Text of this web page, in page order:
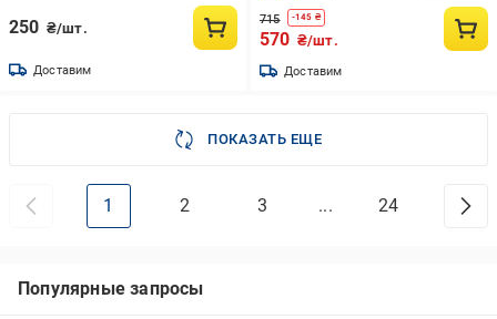
250 ₴/шт.
Доставим
715 -145 ₴
570 ₴/шт.
Доставим
ПОКАЗАТЬ ЕЩЕ
1 2 3 ... 24
Популярные запросы